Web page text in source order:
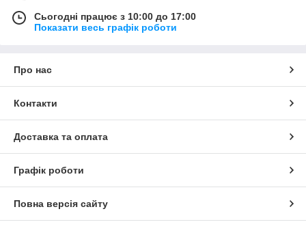
Сьогодні працює з 10:00 до 17:00
Показати весь графік роботи
Про нас
Контакти
Доставка та оплата
Графік роботи
Повна версія сайту